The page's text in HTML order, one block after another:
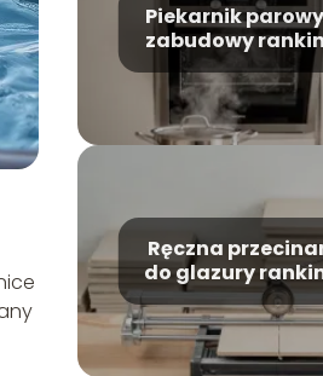
Piekarnik
zabudowy
który model
Ręczna
do glazury
które modele
kupić?